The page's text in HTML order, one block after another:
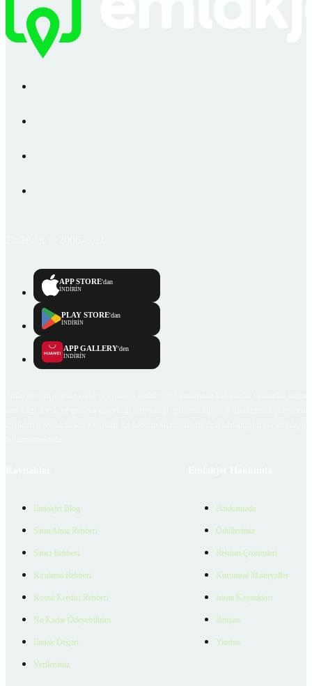
APP STORE'dan
İNDİRİN
PLAY STORE'dan
İNDİRİN
APP GALLERY'den
İNDİRİN
Emlakjet Blog
Satın Alma Rehberi
Satıcı Rehberi
Kiralama Rehberi
Konut Kredisi Rehberi
Ne Kadar Ödeyebilirim
Emlak Değeri
Verilerimiz
Hakkımızda
Ödüllerimiz
Reklam Çözümleri
Kurumsal Materyaller
İnsan Kaynakları
İletişim
Yardım